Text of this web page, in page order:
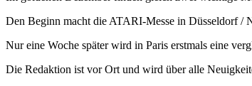
Den Beginn macht die ATARI-Messe in Düsseldorf /
Nur eine Woche später wird in Paris erstmals eine
Die Redaktion ist vor Ort und wird über alle